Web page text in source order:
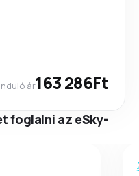
induló ár163 286Ft
foglalni az eSky-